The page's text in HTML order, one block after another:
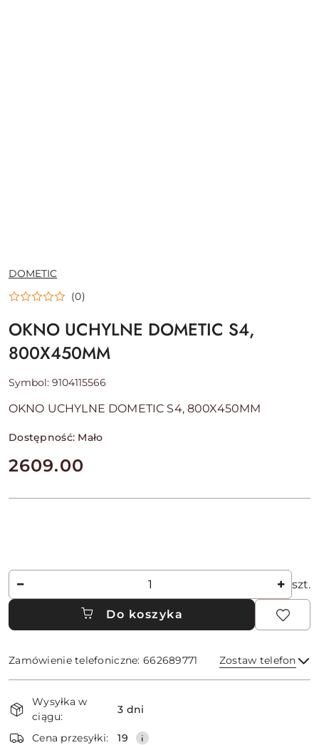
NAZWA
PRODUCENTA:
DOMETIC
(0)
OKNO UCHYLNE DOMETIC S4,
800X450MM
Symbol: 9104115566
OKNO UCHYLNE DOMETIC S4, 800X450MM
Dostępność: Mało
cena:
2609.00
Ilość szt.
Do koszyka
Zamówienie telefoniczne: 662689771 Zostaw telefon
i
dostawa
Wysyłka w
ciągu:
3 dni
Cena przesyłki: 19